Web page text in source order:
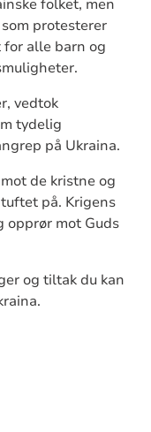
folket, men
protesterer
alle barn og
vedtok
tydelig
på Ukraina.
de kristne og
på. Krigens
opprør mot Guds
og tiltak du kan